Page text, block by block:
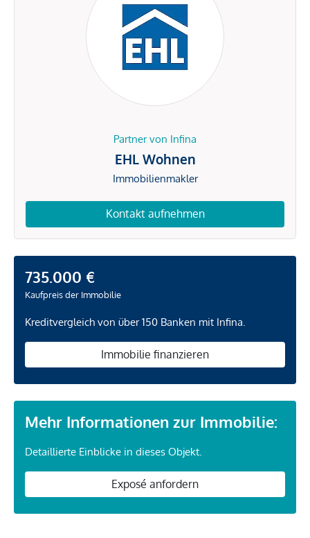
Partner von Infina
EHL Wohnen
Immobilienmakler
Kontakt aufnehmen
735.000 €
Kaufpreis der Immobilie
Kreditvergleich von über 150 Banken mit Infina.
Immobilie finanzieren
Mehr Informationen zur Immobilie:
Detaillierte Einblicke in dieses Objekt.
Exposé anfordern